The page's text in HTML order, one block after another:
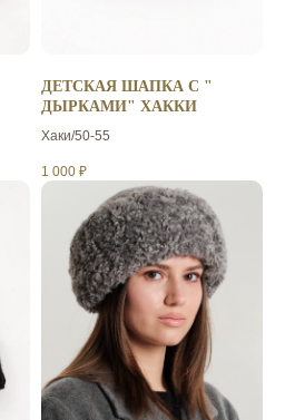
ДЕТСКАЯ ШАПКА С "
ДЫРКАМИ" ХАККИ
Хаки/50-55
1 000 ₽